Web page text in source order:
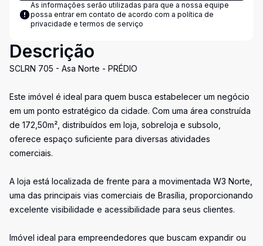
As informações serão utilizadas para que a nossa equipe
possa entrar em contato de acordo com a política de
privacidade e termos de serviço
Descrição
SCLRN 705 - Asa Norte - PRÉDIO
Este imóvel é ideal para quem busca estabelecer um negócio
em um ponto estratégico da cidade. Com uma área construída
de 172,50m², distribuídos em loja, sobreloja e subsolo,
oferece espaço suficiente para diversas atividades
comerciais.
A loja está localizada de frente para a movimentada W3 Norte,
uma das principais vias comerciais de Brasília, proporcionando
excelente visibilidade e acessibilidade para seus clientes.
Imóvel ideal para empreendedores que buscam expandir ou